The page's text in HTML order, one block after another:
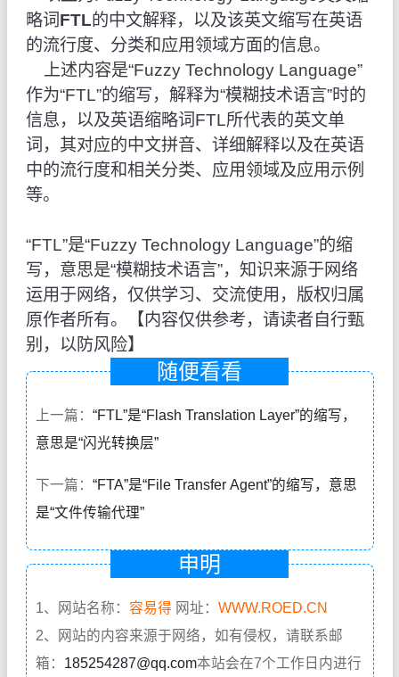
略词 FTL的中文解释，以及该英文缩写在英语
的流行度、分类和应用领域方面的信息。
上述内容是“Fuzzy Technology Language”
作为“FTL”的缩写，解释为“模糊技术语言”时的
信息，以及英语缩略词FTL所代表的英文单
词，其对应的中文拼音、详细解释以及在英语
中的流行度和相关分类、应用领域及应用示例
等。
“FTL”是“Fuzzy Technology Language”的缩
写，意思是“模糊技术语言”，知识来源于网络
运用于网络，仅供学习、交流使用，版权归属
原作者所有。【内容仅供参考，请读者自行甄
别，以防风险】
随便看看
上一篇： “FTL”是“Flash Translation Layer”的缩写，
意思是“闪光转换层”
下一篇： “FTA”是“File Transfer Agent”的缩写，意思
是“文件传输代理”
申明
1、网站名称： 容易得 网址： WWW.ROED.CN
2、网站的内容来源于网络，如有侵权，请联系邮
箱： 185254287@qq.com本站会在7个工作日内进行